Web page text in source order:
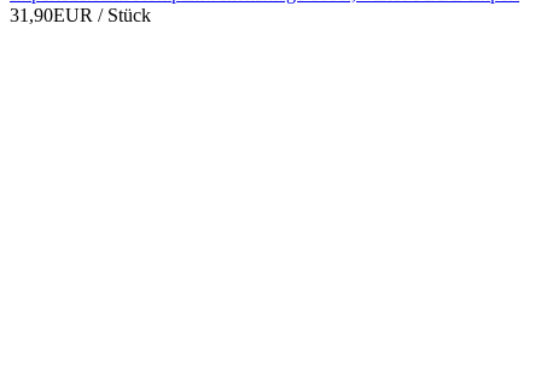
31,90EUR / Stück